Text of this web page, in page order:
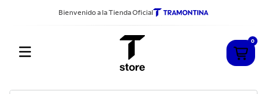
Bienvenido a la Tienda Oficial
0